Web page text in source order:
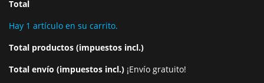
Total
Hay 1 artículo en su carrito.
Total productos (impuestos incl.)
Total envío (impuestos incl.) ¡Envío gratuito!